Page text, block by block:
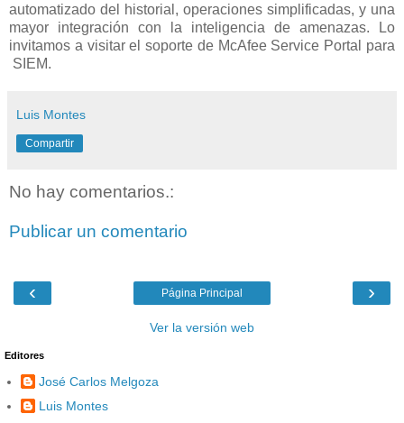
automatizado del historial, operaciones simplificadas, y una
mayor integración con la inteligencia de amenazas. Lo
invitamos a visitar el soporte de McAfee Service Portal para
SIEM.
Luis Montes
Compartir
No hay comentarios.:
Publicar un comentario
‹ ›
Página Principal
Ver la versión web
Editores
José Carlos Melgoza
Luis Montes